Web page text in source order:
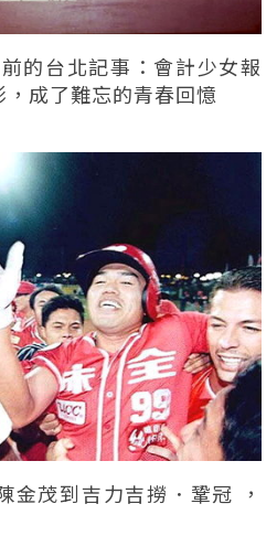
的台北記事：會計少女報
成了難忘的青春回憶
金茂到吉力吉撈．鞏冠 ，